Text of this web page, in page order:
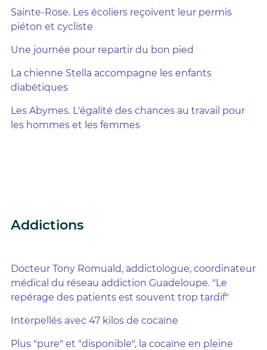
Sainte-Rose. Les écoliers reçoivent leur permis
piéton et cycliste
Une journée pour repartir du bon pied
La chienne Stella accompagne les enfants
diabétiques
Les Abymes. L'égalité des chances au travail pour
les hommes et les femmes
Addictions
Docteur Tony Romuald, addictologue, coordinateur
médical du réseau addiction Guadeloupe. "Le
repérage des patients est souvent trop tardif"
Interpellés avec 47 kilos de cocaïne
Plus "pure" et "disponible", la cocaïne en pleine